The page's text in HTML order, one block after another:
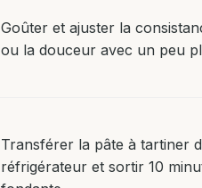
Goûter et ajuster la
ou la douceur avec un peu
Transférer la pâte à tartiner
réfrigérateur et sortir 10